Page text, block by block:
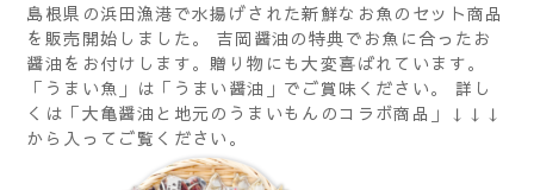
島根県の浜田漁港で水揚げされた新鮮なお魚のセット商品
を販売開始しました。 吉岡醤油の特典でお魚に合ったお
醤油をお付けします。贈り物にも大変喜ばれています。
「うまい魚」は「うまい醤油」でご賞味ください。 詳し
くは「大亀醤油と地元のうまいもんのコラボ商品」↓↓↓
から入ってご覧ください。